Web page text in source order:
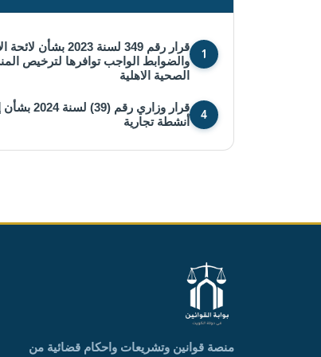
1
قرار رقم 349 لسنة 2023
والضوابط الواجب توافرها لترخيص
الصحية الاهلية
4
قرار وزاري رقم (39)
أنشطة تجارية
منصة قوانين وتشريعات واحكام قضائية من